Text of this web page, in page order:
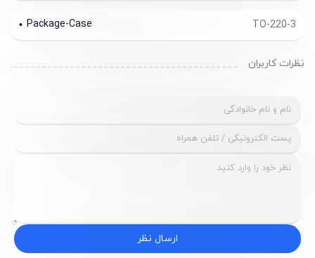
TO-220-3
Package-Case
نظرات کاربران
ارسال نظر